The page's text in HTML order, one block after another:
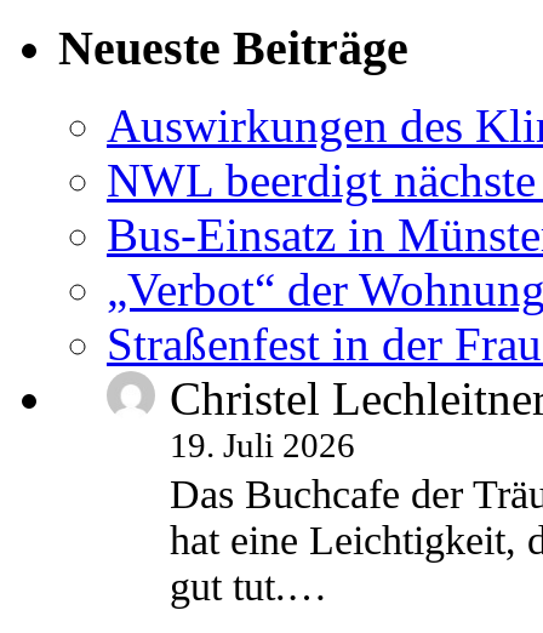
Neueste Beiträge
Auswirkungen des
NWL beerdigt
Bus-Einsatz in
„Verbot“ der
Straßenfest in der
Christel
19. Juli 2026
Das Buchcafe der
hat eine Leichtigkeit,
gut tut.…